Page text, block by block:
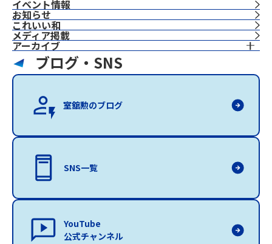
イベント情報
お知らせ
これいい和
⁨⁩メディア掲載
アーカイブ
ブログ・SNS
室舘勲のブログ
SNS一覧
YouTube
公式チャンネル